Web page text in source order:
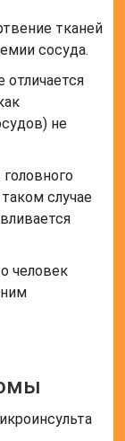
тканей
сосуда.
не
случае
человек